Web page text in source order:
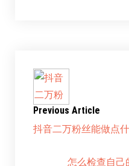
Previous Article
抖音二万粉丝能做点
怎么检查自己